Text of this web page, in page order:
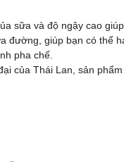
sữa và độ ngậy cao
đường, giúp bạn có thể
pha chế.
của Thái Lan, sản